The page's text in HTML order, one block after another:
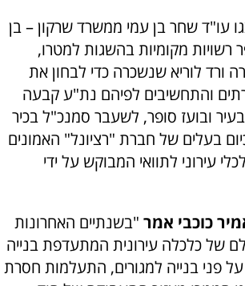
עו"ד שחר בן עמי ממשרד שרקון – בן
רשויות מקומיות בהשגות למטרו,
ורד לוריא שנשכרה כדי לבחון את
והתחשיבים לפיהם נת"ע קבעה
ובועז סופר, לשעבר סמנכ"ל בכיר
בעלים של חברת "רציונל" האמונים
עירוני לתוואי המבוקש על ידי
כוכבי אמר "בשנתיים האחרונות
של כלכלה עירונית המתעדפת בנייה
פני בנייה למגורים, התעלמות חסרת